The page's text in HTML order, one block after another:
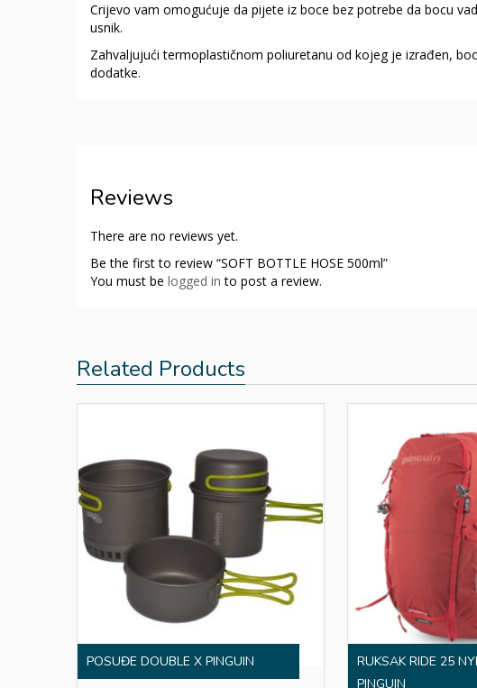
Crijevo vam omogućuje da pijete iz boce bez potrebe da bocu
usnik.
Zahvaljujući termoplastičnom poliuretanu od kojeg je izrađen,
dodatke.
Reviews
There are no reviews yet.
Be the first to review “SOFT BOTTLE HOSE 500ml”
You must be logged in to post a review.
Related Products
POSUĐE DOUBLE X PINGUIN
RUKSAK RIDE 25
PINGUIN